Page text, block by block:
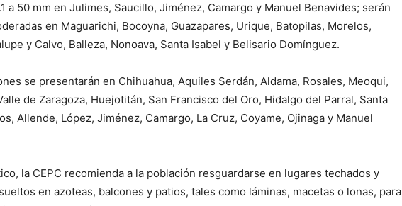
a 50 mm en Julimes, Saucillo, Jiménez, Camargo y Manuel Benavides; serán
en Maguarichi, Bocoyna, Guazapares, Urique, Batopilas, Morelos,
y Calvo, Balleza, Nonoava, Santa Isabel y Belisario Domínguez.
se presentarán en Chihuahua, Aquiles Serdán, Aldama, Rosales, Meoqui,
de Zaragoza, Huejotitán, San Francisco del Oro, Hidalgo del Parral, Santa
Allende, López, Jiménez, Camargo, La Cruz, Coyame, Ojinaga y Manuel
la CEPC recomienda a la población resguardarse en lugares techados y
en azoteas, balcones y patios, tales como láminas, macetas o lonas, para